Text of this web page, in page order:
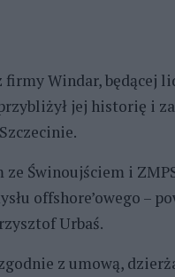
firmy Windar, będącej
jej historię i
ze Świnoujściem i
offshore’owego –
Urbaś.
z umową,